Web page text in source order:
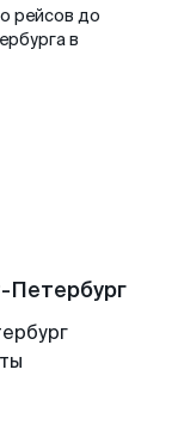
рейсов до
в